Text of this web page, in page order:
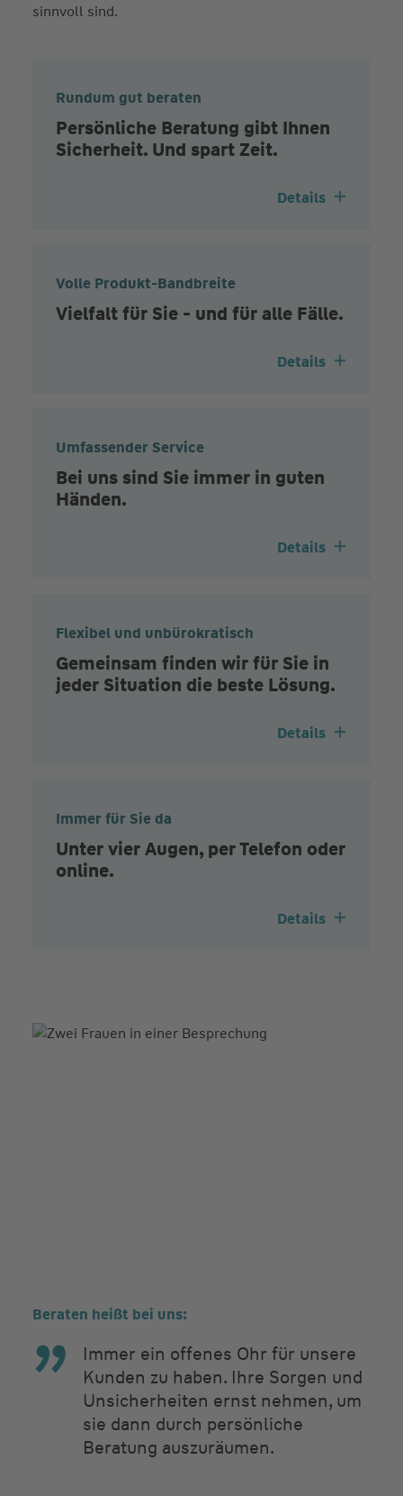
sinnvoll sind.
Rundum gut beraten
Persönliche Beratung gibt Ihnen
Sicherheit. Und spart Zeit.
Details
Volle Produkt-Bandbreite
Vielfalt für Sie - und für alle Fälle.
Details
Umfassender Service
Bei uns sind Sie immer in guten
Händen.
Details
Flexibel und unbürokratisch
Gemeinsam finden wir für Sie in
jeder Situation die beste Lösung.
Details
Immer für Sie da
Unter vier Augen, per Telefon oder
online.
Details
Beraten heißt bei uns:
Immer ein offenes Ohr für unsere
Kunden zu haben. Ihre Sorgen und
Unsicherheiten ernst nehmen, um
sie dann durch persönliche
Beratung auszuräumen.